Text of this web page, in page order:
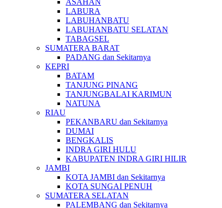
ASAHAN
LABURA
LABUHANBATU
LABUHANBATU SELATAN
TABAGSEL
SUMATERA BARAT
PADANG dan Sekitarnya
KEPRI
BATAM
TANJUNG PINANG
TANJUNGBALAI KARIMUN
NATUNA
RIAU
PEKANBARU dan Sekitarnya
DUMAI
BENGKALIS
INDRA GIRI HULU
KABUPATEN INDRA GIRI HILIR
JAMBI
KOTA JAMBI dan Sekitarnya
KOTA SUNGAI PENUH
SUMATERA SELATAN
PALEMBANG dan Sekitarnya